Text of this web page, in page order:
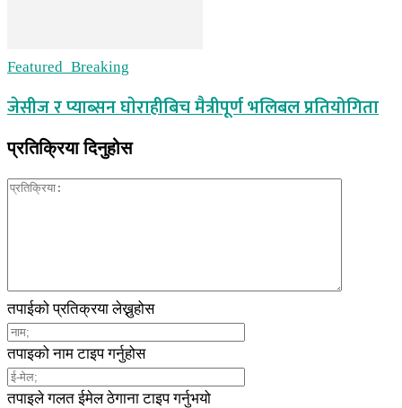
Featured_Breaking
जेसीज र प्याब्सन घाेराहीबिच मैत्रीपूर्ण भलिबल प्रतियोगिता
प्रतिक्रिया दिनुहोस
तपाईको प्रतिक्रया लेख्नुहोस
तपाइको नाम टाइप गर्नुहोस
तपाइले गलत ईमेल ठेगाना टाइप गर्नुभयो